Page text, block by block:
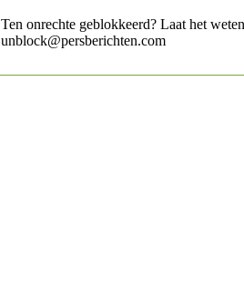
Ten onrechte geblokkeerd? Laat het
unblock@persberichten.com